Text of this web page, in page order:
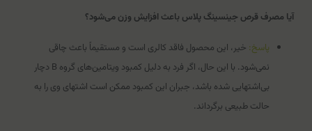
آیا مصرف قرص جینسینگ پلاس باعث افزایش وزن می‌شود؟
پاسخ: خیر، این محصول فاقد کالری است و مستقیماً باعث چاقی
نمی‌شود. با این حال، اگر فرد به دلیل کمبود ویتامین‌های گروه B دچار
بی‌اشتهایی شده باشد، جبران این کمبود ممکن است اشتهای وی را به
حالت طبیعی برگرداند.